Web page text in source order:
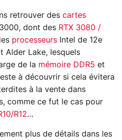
retrouver des cartes
dont des RTX 3080 /
processeurs Intel de 12e
Alder Lake, lesquels
de la mémoire DDR5 et
à découvrir si cela évitera
à la vente dans
comme ce fut le cas pour
R12…
plus de détails dans les